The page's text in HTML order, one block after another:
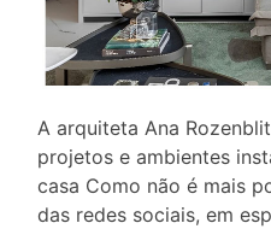
A arquiteta Ana
projetos e ambientes
casa Como não é mais
das redes sociais, em